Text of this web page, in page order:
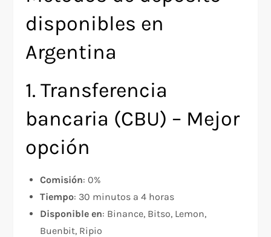
disponibles en
Argentina
1. Transferencia
bancaria (CBU) – Mejor
opción
Comisión: 0%
Tiempo: 30 minutos a 4 horas
Disponible en: Binance, Bitso, Lemon,
Buenbit, Ripio